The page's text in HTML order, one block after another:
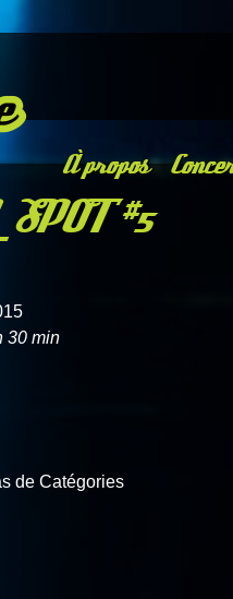
À propos
#5
30 min
de Catégories